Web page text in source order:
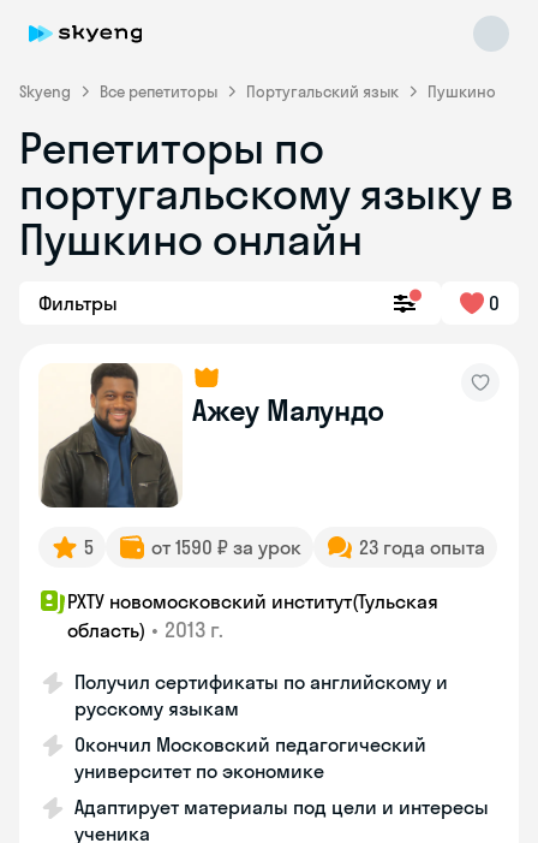
Skyeng Все репетиторы Португальский язык Пушкино
Репетиторы по
португальскому языку в
Пушкино онлайн
Фильтры 0
Ажеу Малундо
5 от 1590 ₽ за урок 23 года опыта
РХТУ новомосковский институт(Тульская
область) • 2013 г.
Получил сертификаты по английскому и
русскому языкам
Окончил Московский педагогический
университет по экономике
Адаптирует материалы под цели и интересы
ученика
Skyeng Chat